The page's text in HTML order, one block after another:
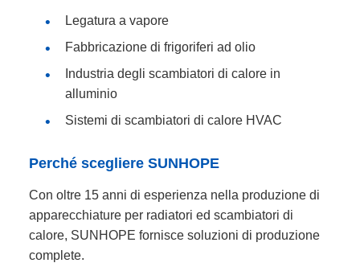
Legatura a vapore
Fabbricazione di frigoriferi ad olio
Industria degli scambiatori di calore in
alluminio
Sistemi di scambiatori di calore HVAC
Perché scegliere SUNHOPE
Con oltre 15 anni di esperienza nella produzione di
apparecchiature per radiatori ed scambiatori di
calore, SUNHOPE fornisce soluzioni di produzione
complete.